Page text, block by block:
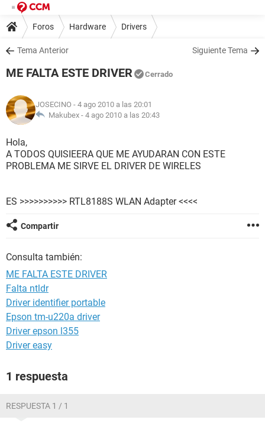
Foros Hardware Drivers
Tema Anterior Siguiente Tema
ME FALTA ESTE DRIVER Cerrado
JOSECINO - 4 ago 2010 a las 20:01
Makubex - 4 ago 2010 a las 20:43
Hola,
A TODOS QUISIEERA QUE ME AYUDARAN CON ESTE
PROBLEMA ME SIRVE EL DRIVER DE WIRELES
ES >>>>>>>>>> RTL8188S WLAN Adapter <<<<
Compartir
Consulta también:
ME FALTA ESTE DRIVER
Falta ntldr
Driver identifier portable
Epson tm-u220a driver
Driver epson l355
Driver easy
1 respuesta
RESPUESTA 1 / 1